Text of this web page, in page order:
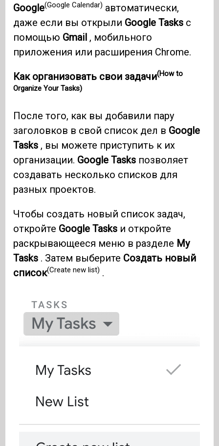
Google(Google Calendar) автоматически,
даже если вы открыли Google Tasks с
помощью Gmail , мобильного
приложения или расширения Chrome.
Как организовать свои задачи(How to
Organize Your Tasks)
После того, как вы добавили пару
заголовков в свой список дел в Google
Tasks , вы можете приступить к их
организации. Google Tasks позволяет
создавать несколько списков для
разных проектов.
Чтобы создать новый список задач,
откройте Google Tasks и откройте
раскрывающееся меню в разделе My
Tasks . Затем выберите Создать новый
список(Create new list) .